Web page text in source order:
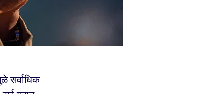
सर्वाधिक